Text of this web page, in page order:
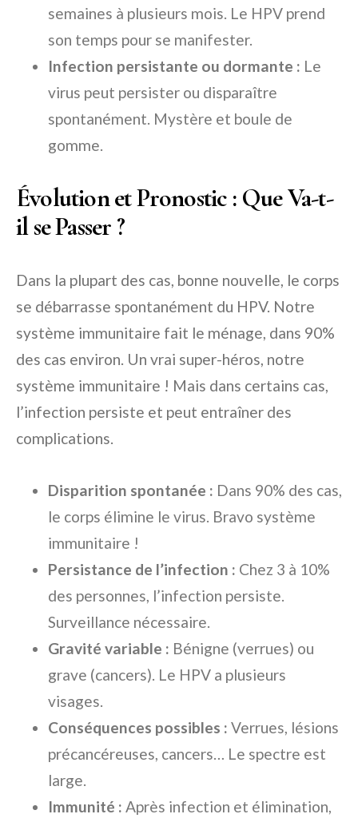
semaines à plusieurs mois. Le HPV prend
son temps pour se manifester.
Infection persistante ou dormante : Le
virus peut persister ou disparaître
spontanément. Mystère et boule de
gomme.
Évolution et Pronostic : Que Va-t-
il se Passer ?
Dans la plupart des cas, bonne nouvelle, le corps
se débarrasse spontanément du HPV. Notre
système immunitaire fait le ménage, dans 90%
des cas environ. Un vrai super-héros, notre
système immunitaire ! Mais dans certains cas,
l’infection persiste et peut entraîner des
complications.
Disparition spontanée : Dans 90% des cas,
le corps élimine le virus. Bravo système
immunitaire !
Persistance de l’infection : Chez 3 à 10%
des personnes, l’infection persiste.
Surveillance nécessaire.
Gravité variable : Bénigne (verrues) ou
grave (cancers). Le HPV a plusieurs
visages.
Conséquences possibles : Verrues, lésions
précancéreuses, cancers… Le spectre est
large.
Immunité : Après infection et élimination,